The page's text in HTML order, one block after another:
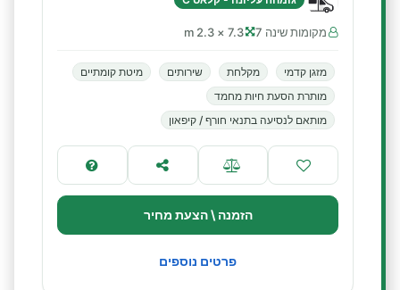
מקומות שינה 7 7.3 × 2.3 m
מזגן קדמי מקלחת שירותים
מיטת קומתיים
מותרת הסעת חיות מחמד
מותאם לנסיעה בתנאי חורף / קיפאון
הזמנה \ הצעת מחיר
פרטים נוספים